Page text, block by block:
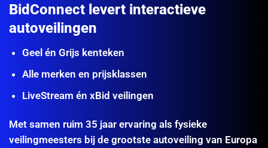
BidConnect levert interactieve
autoveilingen
Geel én Grijs kenteken
Alle merken en prijsklassen
LiveStream én xBid veilingen
Met samen ruim 35 jaar ervaring als fysieke
veilingmeesters bij de grootste autoveiling van Europa